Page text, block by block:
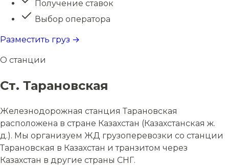
Получение ставок
Выбор оператора
Разместить груз →
О станции
Ст. Тарановская
Железнодорожная станция Тарановская
расположена в стране Казахстан (Казахстанская ж.
д.). Мы организуем ЖД грузоперевозки со станции
Тарановская в Казахстан и транзитом через
Казахстан в другие страны СНГ.